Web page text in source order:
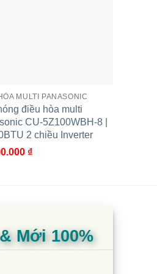
thấp.
hợp phòng yêu cầu cao
MULTI PANASONIC
điều hòa multi
CU-5Z100WBH-8 |
2 chiều Inverter
₫
Mới 100%